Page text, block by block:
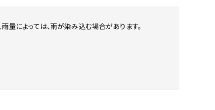
量によっては、雨が染み込む場合があります。